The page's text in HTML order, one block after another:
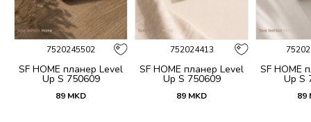
7520245502
SF HOME планер Level
Up S 750609
89 MKD
752024413
SF HOME планер Level
Up S 750609
89 MKD
SF HOME
Up S
89